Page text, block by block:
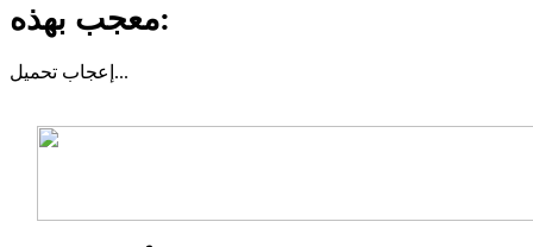
معجب بهذه:
إعجاب تحميل...